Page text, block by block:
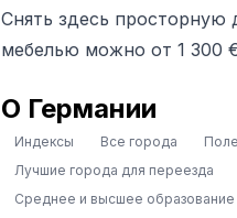
Снять здесь
мебелью можно от 1 300
О Германии
Индексы Все города
Лучшие города для переезда
Среднее и высшее образование